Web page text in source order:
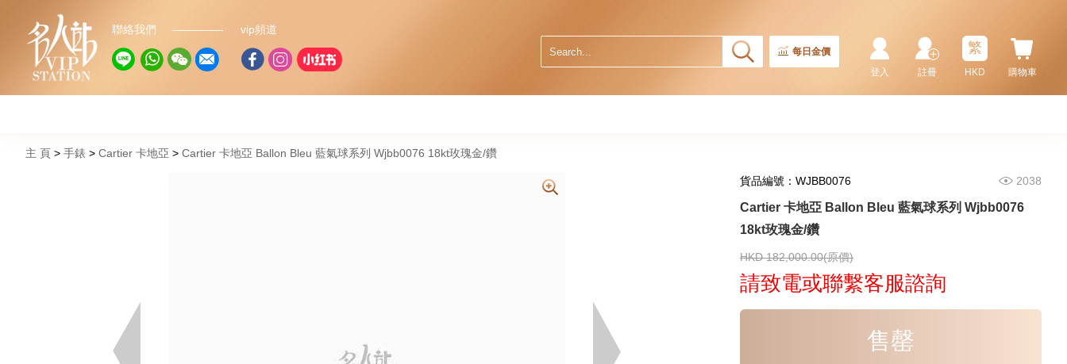
聯絡我們 vip頻道
每日金價
購物車
繁
HKD
註冊
登入
主 頁 手錶 Cartier 卡地亞 Cartier 卡地亞 Ballon Bleu 藍氣球系列 Wjbb0076 18kt玫瑰金/鑽
貨品編號：WJBB0076 2038
Cartier 卡地亞 Ballon Bleu 藍氣球系列 Wjbb0076
18kt玫瑰金/鑽
HKD 182,000.00(原價)
請致電或聯繫客服諮詢
售罄